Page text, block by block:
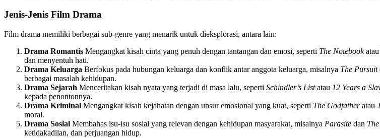
Jenis-Jenis Film Drama
Film drama memiliki berbagai sub-genre yang menarik untuk dieksplorasi, antara lain:
Drama Romantis Mengangkat kisah cinta yang penuh dengan tantangan dan emosi, seperti The Notebookatau
dan menyentuh hati.
Drama Keluarga Berfokus pada hubungan keluarga dan konflik antar anggota keluarga, misalnya The Pursuit
berbagai masalah kehidupan.
Drama Sejarah Menceritakan kisah nyata yang terjadi di masa lalu, seperti Schindler’s Listatau 12 Years a
kepada penontonnya.
Drama Kriminal Mengangkat kisah kejahatan dengan unsur emosional yang kuat, seperti The Godfatheratau
moral.
Drama Sosial Membahas isu-isu sosial yang relevan dengan kehidupan masyarakat, misalnya Parasite dan
ketidakadilan, dan perjuangan hidup.